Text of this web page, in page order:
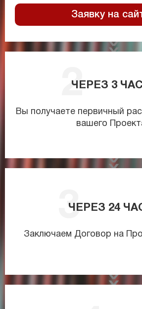
Заявку на
ЧЕРЕЗ 3
Вы получаете первичный
вашего
ЧЕРЕЗ 24
Заключаем Договор на